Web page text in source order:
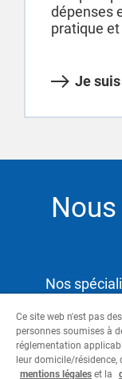
dépenses
pratique
Je
Nos
besoins tout
Ce site web n'est pas
personnes soumises à
réglementation
leur domicile/
mentions légales et la